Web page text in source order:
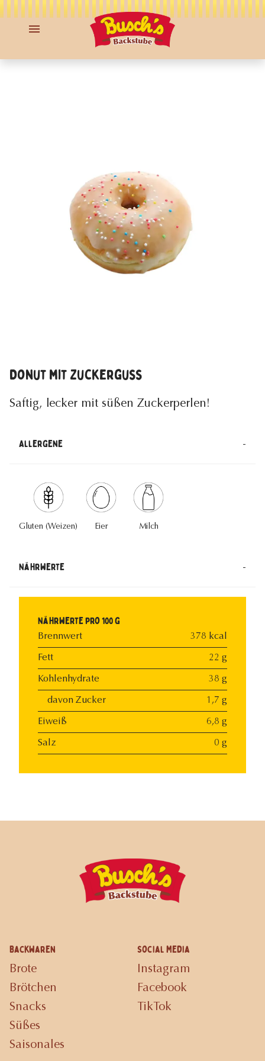
Donut mit Zuckerguss
Saftig, lecker mit süßen Zuckerperlen!
Allergene -
Gluten (Weizen) Eier Milch
Nährwerte -
Nährwerte pro 100 g
Brennwert 378 kcal
Fett 22 g
Kohlenhydrate 38 g
davon Zucker 1,7 g
Eiweiß 6,8 g
Salz 0 g
Backwaren
Brote
Brötchen
Snacks
Süßes
Saisonales
Social Media
Instagram
Facebook
TikTok